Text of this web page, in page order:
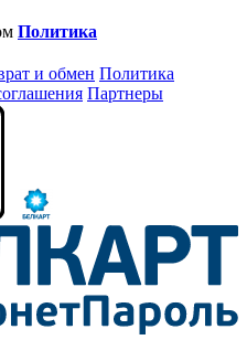
Политика
и обмен Политика
Партнеры